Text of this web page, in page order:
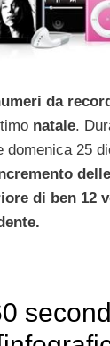
da
natale.
domenica 25
di ben 12